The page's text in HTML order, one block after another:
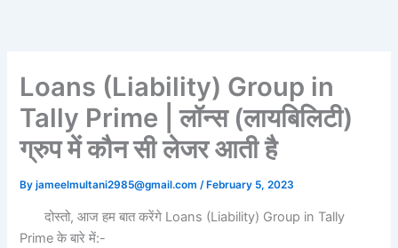
Loans (Liability) Group in
Tally Prime | लॉन्स (लायबिलिटी)
ग्रुप में कौन सी लेजर आती है
Byjameelmultani2985@gmail.com/ February 5, 2023
दोस्तो, आज हम बात करेंगे Loans (Liability) Group in Tally
Prime के बारे में:-